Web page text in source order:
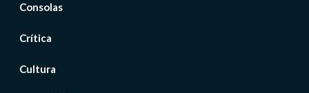
Consolas
Crítica
Cultura